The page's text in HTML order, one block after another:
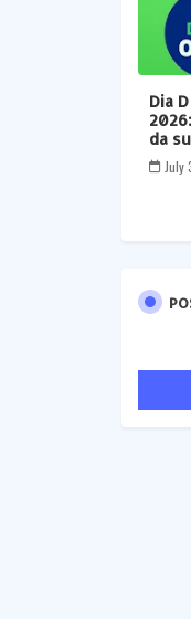
Dia
da
July